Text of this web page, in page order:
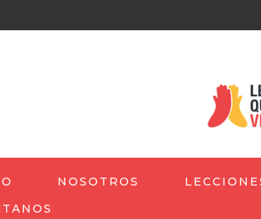
NOSOTROS